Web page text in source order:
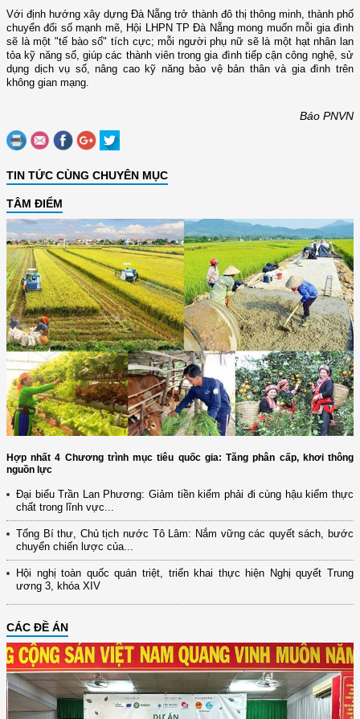
Với định hướng xây dựng Đà Nẵng trở thành đô thị thông minh, thành phố
chuyển đổi số mạnh mẽ, Hội LHPN TP Đà Nẵng mong muốn mỗi gia đình
sẽ là một "tế bào số" tích cực; mỗi người phụ nữ sẽ là một hạt nhân lan
tỏa kỹ năng số, giúp các thành viên trong gia đình tiếp cận công nghệ, sử
dụng dịch vụ số, nâng cao kỹ năng bảo vệ bản thân và gia đình trên
không gian mạng.
Báo PNVN
TIN TỨC CÙNG CHUYÊN MỤC
TÂM ĐIỂM
Hợp nhất 4 Chương trình mục tiêu quốc gia: Tăng phân cấp, khơi thông
nguồn lực
Đại biểu Trần Lan Phương: Giảm tiền kiểm phải đi cùng hậu kiểm thực
chất trong lĩnh vực...
Tổng Bí thư, Chủ tịch nước Tô Lâm: Nắm vững các quyết sách, bước
chuyển chiến lược của...
Hội nghị toàn quốc quán triệt, triển khai thực hiện Nghị quyết Trung
ương 3, khóa XIV
CÁC ĐỀ ÁN